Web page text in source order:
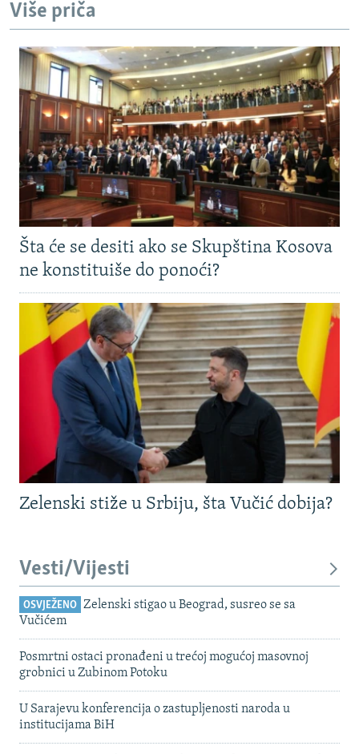
Više priča
Šta će se desiti ako se Skupština Kosova
ne konstituiše do ponoći?
Zelenski stiže u Srbiju, šta Vučić dobija?
Vesti/Vijesti
OSVJEŽENO
Zelenski stigao u Beograd, susreo se sa
Vučićem
Posmrtni ostaci pronađeni u trećoj mogućoj masovnoj
grobnici u Zubinom Potoku
U Sarajevu konferencija o zastupljenosti naroda u
institucijama BiH